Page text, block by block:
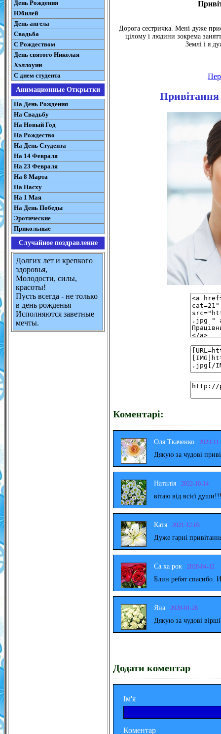
День Рождения
Юбилей
День ангела
Свадьба
С Рождеством
День святого Николая
Хэллоуин
С днем студента
Анимационные Открытки
На День Рождения
На Свадьбу
На Новый Год
На Рождество
На День Студента
На 14 Февраля
На 23 Февраля
На 8 Марта
На Пасху
На 1 Мая
На День Победы
Эротические
Прикольные
Случайное поздравление
Долгих лет и крепкого
здоровья,
Молодости, силы,
красоты!
Пусть всегда - не только
в день рожденья
Исполняются заветные
мечты.
Дорога сестричка. Мені дуже
цілому і людини зокрема
Землі і я
Коментарі:
Оля Ткаченко 2023-
Дякую за чудові
Наталія 2022-10-14
вітаю від всієї
Катя 2021-12-05
Дуже гарні
Са ха рок 2020-04-12
Блин ребят спасибо.
Яна 2020-01-28
Дякую за чудові
Додати коментар
Ім'я
Коментар